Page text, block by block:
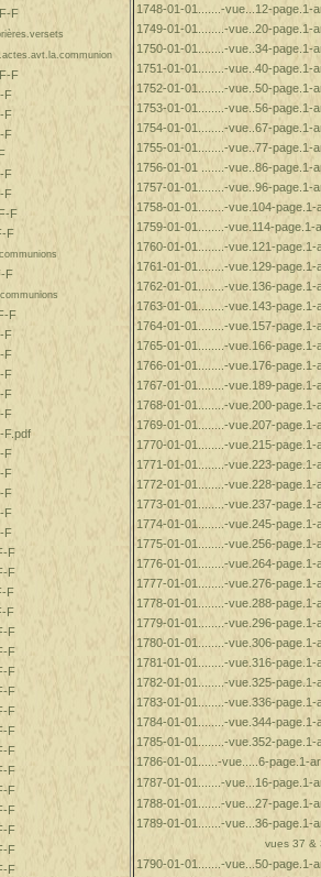
F
F
F
F
F
F
F
F
F
F
F
F
F
F
F
F
F.pdf
F
F
F
F
F
F
F
F
F
F
F
F
F
F
F
F
F
F
F
F
F
F
1748-01-01.......-vue...12-page.1-
1749-01-01........-vue..20-page.1-
1750-01-01........-vue..34-page.1-
1751-01-01........-vue..40-page.1-
1752-01-01........-vue..50-page.1-
1753-01-01........-vue..56-page.1-
1754-01-01........-vue..67-page.1-
1755-01-01........-vue..77-page.1-
1756-01-01 .......-vue..86-page.1-
1757-01-01........-vue..96-page.1-
1758-01-01........-vue.104-
1759-01-01........-vue.114-
1760-01-01........-vue.121-
1761-01-01........-vue.129-
1762-01-01........-vue.136-
1763-01-01........-vue.143-
1764-01-01........-vue.157-
1765-01-01........-vue.166-
1766-01-01........-vue.176-
1767-01-01........-vue.189-
1768-01-01........-vue.200-
1769-01-01........-vue.207-
1770-01-01........-vue.215-
1771-01-01........-vue.223-
1772-01-01........-vue.228-
1773-01-01........-vue.237-
1774-01-01........-vue.245-
1775-01-01........-vue.256-
1776-01-01........-vue.264-
1777-01-01........-vue.276-
1778-01-01........-vue.288-
1779-01-01........-vue.296-
1780-01-01........-vue.306-
1781-01-01........-vue.316-
1782-01-01........-vue.325-
1783-01-01........-vue.336-
1784-01-01........-vue.344-
1785-01-01........-vue.352-
1786-01-01......-vue.....6-page.1-
1787-01-01.......-vue...16-page.1-
1788-01-01.......-vue...27-page.1-
1789-01-01.......-vue...36-page.1-
vues 37 &
1790-01-01.......-vue...50-page.1-